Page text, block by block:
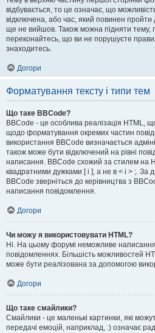
відбувається, то це означає, що
відключена, або час, який повинен пройти
ще не вийшов. Також можна підняти тему,
переконайтесь, що ви не порушуєте
знаходитесь.
Догори
Форматування тексту і типи тем
Що таке BBCode?
BBCode - це особлива реалізація HTML,
щодо форматування окремих частин
використання BBCode визначається
також може бути відключений на рівні
написання. BBCode схожий за стилем на
квадратними дужками [ і ], а не в < і > ;.
BBCode зверніться до керівництва з
написання повідомлення.
Догори
Чи можу я використовувати HTML?
Ні. На цьому форумі неможливе
повідомленнях. Більшість можливостей
може бути реалізована за допомогою
Догори
Що таке смайлики?
Смайлики - це маленькі картинки, які
передачі емоцій, наприклад, :) означає